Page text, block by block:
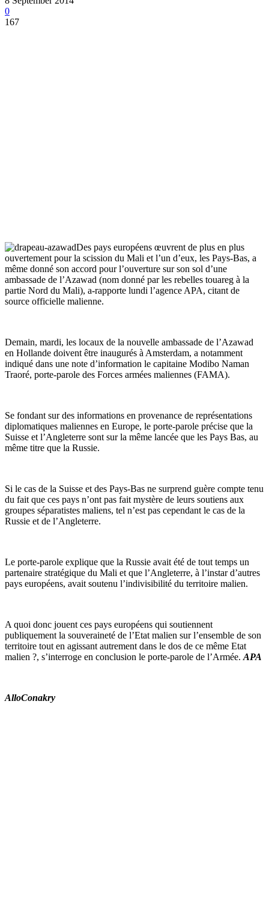
0
167
Des pays européens œuvrent de plus en plus
ouvertement pour la scission du Mali et l’un d’eux, les Pays-Bas, a
même donné son accord pour l’ouverture sur son sol d’une
ambassade de l’Azawad (nom donné par les rebelles touareg à la
partie Nord du Mali), a-rapporte lundi l’agence APA, citant de
source officielle malienne.
Demain, mardi, les locaux de la nouvelle ambassade de l’Azawad
en Hollande doivent être inaugurés à Amsterdam, a notamment
indiqué dans une note d’information le capitaine Modibo Naman
Traoré, porte-parole des Forces armées maliennes (FAMA).
Se fondant sur des informations en provenance de représentations
diplomatiques maliennes en Europe, le porte-parole précise que la
Suisse et l’Angleterre sont sur la même lancée que les Pays Bas, au
même titre que la Russie.
Si le cas de la Suisse et des Pays-Bas ne surprend guère compte tenu
du fait que ces pays n’ont pas fait mystère de leurs soutiens aux
groupes séparatistes maliens, tel n’est pas cependant le cas de la
Russie et de l’Angleterre.
Le porte-parole explique que la Russie avait été de tout temps un
partenaire stratégique du Mali et que l’Angleterre, à l’instar d’autres
pays européens, avait soutenu l’indivisibilité du territoire malien.
A quoi donc jouent ces pays européens qui soutiennent
publiquement la souveraineté de l’Etat malien sur l’ensemble de son
territoire tout en agissant autrement dans le dos de ce même Etat
malien ?, s’interroge en conclusion le porte-parole de l’Armée. APA
AlloConakry